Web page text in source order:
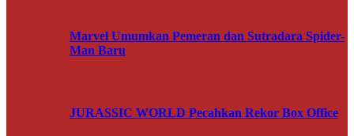
Marvel Umumkan Pemeran dan Sutradara Spider-
Man Baru
JURASSIC WORLD Pecahkan Rekor Box Office